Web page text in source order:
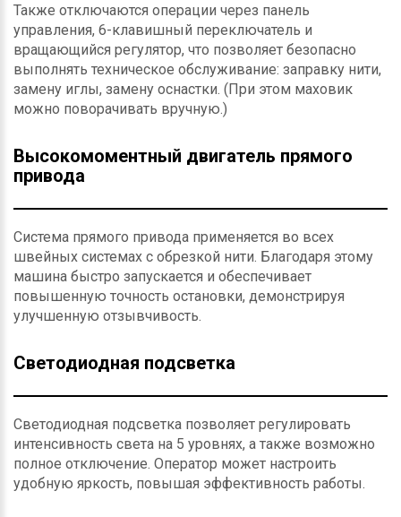
Также отключаются операции через панель
управления, 6-клавишный переключатель и
вращающийся регулятор, что позволяет безопасно
выполнять техническое обслуживание: заправку нити,
замену иглы, замену оснастки. (При этом маховик
можно поворачивать вручную.)
Высокомоментный двигатель прямого
привода
Система прямого привода применяется во всех
швейных системах с обрезкой нити. Благодаря этому
машина быстро запускается и обеспечивает
повышенную точность остановки, демонстрируя
улучшенную отзывчивость.
Светодиодная подсветка
Светодиодная подсветка позволяет регулировать
интенсивность света на 5 уровнях, а также возможно
полное отключение. Оператор может настроить
удобную яркость, повышая эффективность работы.